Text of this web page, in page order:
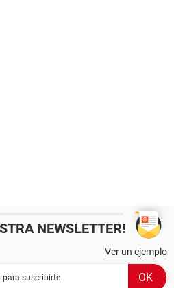
NEWSLETTER!
Ver un ejemplo